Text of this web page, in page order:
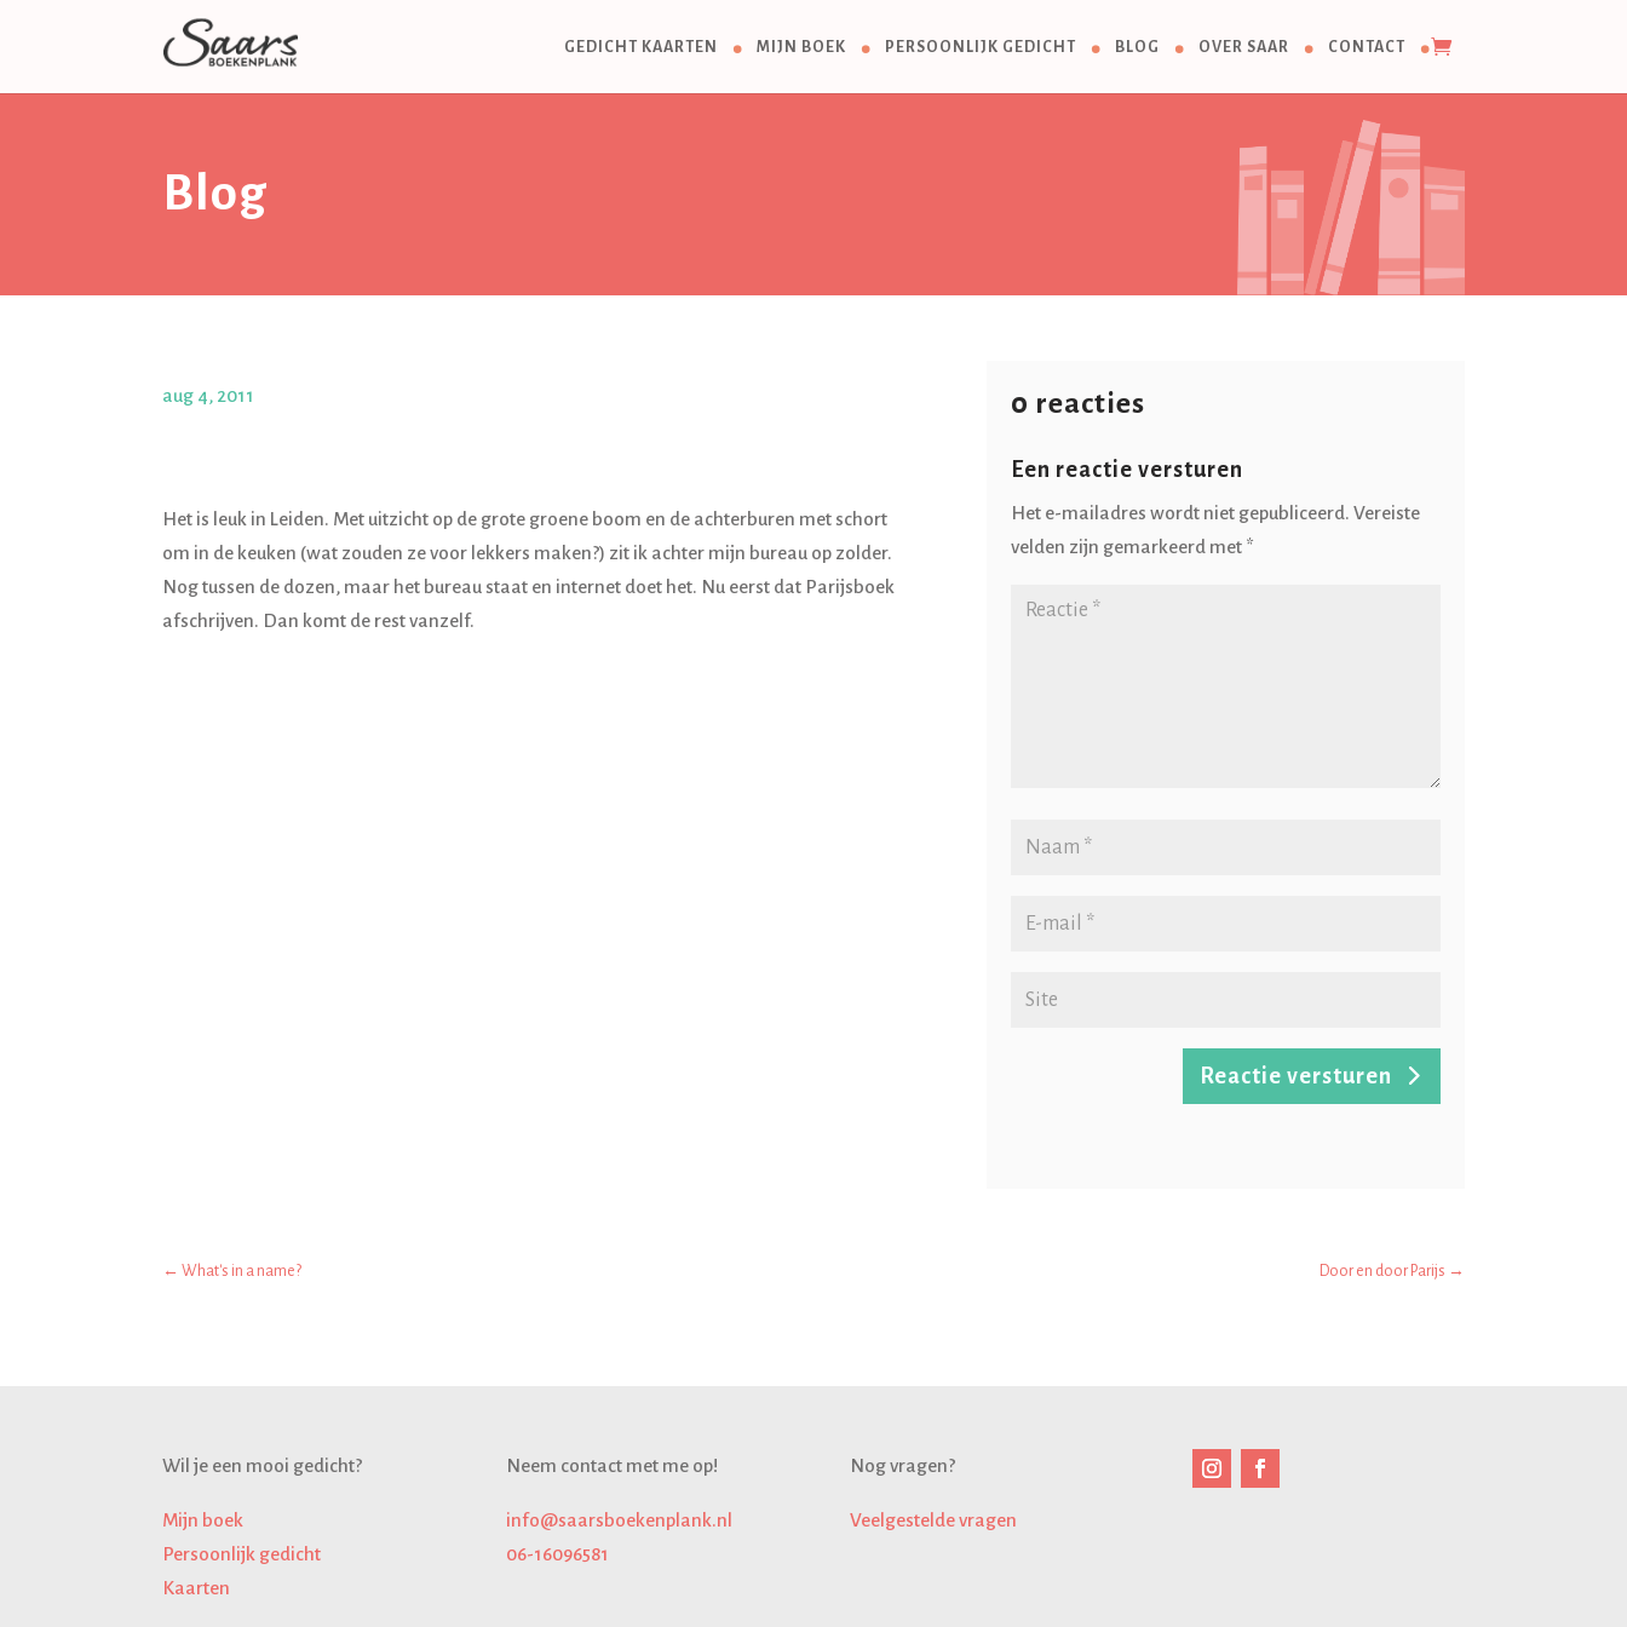
GEDICHT KAARTEN MIJN BOEK PERSOONLIJK GEDICHT BLOG OVER SAAR CONTACT
Blog
aug 4, 2011
Het is leuk in Leiden. Met uitzicht op de grote groene boom en de achterburen met schort
om in de keuken (wat zouden ze voor lekkers maken?) zit ik achter mijn bureau op zolder.
Nog tussen de dozen, maar het bureau staat en internet doet het. Nu eerst dat Parijsboek
afschrijven. Dan komt de rest vanzelf.
0 reacties
Een reactie versturen
Het e-mailadres wordt niet gepubliceerd. Vereiste
velden zijn gemarkeerd met *
Reactie versturen
←What's in a name? Door en door Parijs →
Wil je een mooi gedicht?
Mijn boek
Persoonlijk gedicht
Kaarten
Neem contact met me op!
info@saarsboekenplank.nl
06-16096581
Nog vragen?
Veelgesteldevragen